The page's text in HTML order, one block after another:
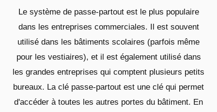
Le système de passe-partout est le plus populaire
dans les entreprises commerciales. Il est souvent
utilisé dans les bâtiments scolaires (parfois même
pour les vestiaires), et il est également utilisé dans
les grandes entreprises qui comptent plusieurs petits
bureaux. La clé passe-partout est une clé qui permet
d'accéder à toutes les autres portes du bâtiment. En